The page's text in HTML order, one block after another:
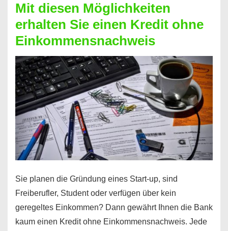
Mit diesen Möglichkeiten
erhalten Sie einen Kredit ohne
Einkommensnachweis
Sie planen die Gründung eines Start-up, sind
Freiberufler, Student oder verfügen über kein
geregeltes Einkommen? Dann gewährt Ihnen die Bank
kaum einen Kredit ohne Einkommensnachweis. Jede